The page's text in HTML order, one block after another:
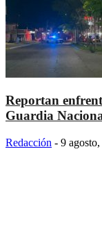
Reportan
Guardia
Redacción - 9